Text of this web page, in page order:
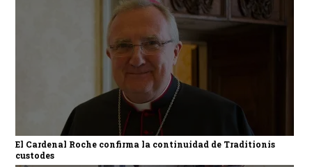
El Cardenal Roche confirma la continuidad de Traditionis
custodes